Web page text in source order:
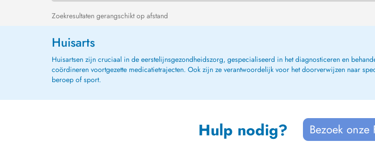
Zoekresultaten gerangschikt op afstand
Huisarts
Huisartsen zijn cruciaal in de eerstelijnsgezondheidszorg, gespecialiseerd in het diagnosticeren en
coördineren voortgezette medicatietrajecten. Ook zijn ze verantwoordelijk voor het doorverwijzen naar
beroep of sport.
Hulp nodig? Bezoek